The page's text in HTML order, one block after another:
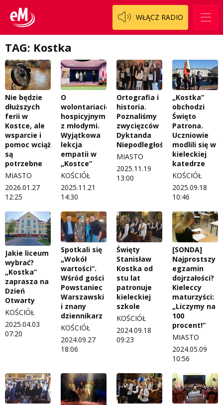
WŁĄCZ RADIO
TAG: Kostka
Nie będzie
dłuższych
ferii w
Kostce, ale
wsparcie i
pomoc wciąż
są
potrzebne
MIASTO
2026.01.27
12:25
O
wolontariacie
hospicyjnym
z młodymi.
Wyjątkowa
lekcja
empatii w
„Kostce”
KOŚCIÓŁ
2025.11.21
14:30
Ortografia i
historia.
Poznaliśmy
zwycięzców
Dyktanda
Niepodległościowego
MIASTO
2025.11.19
13:00
„Kostka”
obchodzi
Święto
Patrona.
Uczniowie
modlili się w
kieleckiej
katedrze
KOŚCIÓŁ
2025.09.18
10:46
Jakie liceum
wybrać?
„Kostka”
zaprasza na
Dzień
Otwarty
KOŚCIÓŁ
2025.04.03
07:20
Spotkali się
„Wokół
wartości”.
Wśród gości
Powstaniec
Warszawski
i znany
dziennikarz
KOŚCIÓŁ
2024.09.27
18:06
Święty
Stanisław
Kostka od
stu lat
patronuje
kieleckiej
szkole
KOŚCIÓŁ
2024.09.18
09:23
[SONDA]
Najprostszy
egzamin
dojrzałości?
Kieleccy
maturzyści:
„Liczymy na
100
procent!”
MIASTO
2024.05.09
10:56